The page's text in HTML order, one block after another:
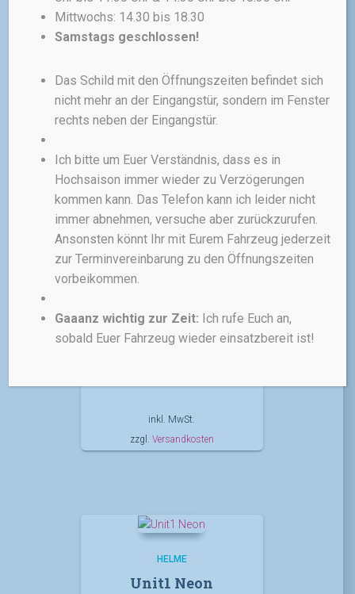
HELME
Intelligent, sicher und
erschwinglich – Der Unit1 NEON
ist ein leichter Urban-Helm, der
km/h schützt (zertifiziert nach
umfassende Belüftung mit
integriertem Rücklicht, Mips®
und einer FIDLOCK-
Magnetverschluss für
zusätzliche Sicherheit und
Option der Mittelklasse und
vollständig kompatibel mit dem
UNIT …
inkl. MwSt.
zzgl. Versandkosten
HELME
Unit1 Neon
Mittwochs: 14.30 bis 18.30
Samstags geschlossen!
Das Schild mit den Öffnungszeiten befindet sich
nicht mehr an der Eingangstür, sondern im Fenster
rechts neben der Eingangstür.
Ich bitte um Euer Verständnis, dass es in
Hochsaison immer wieder zu Verzögerungen
kommen kann. Das Telefon kann ich leider nicht
immer abnehmen, versuche aber zurückzurufen.
Ansonsten könnt Ihr mit Eurem Fahrzeug jederzeit
zur Terminvereinbarung zu den Öffnungszeiten
vorbeikommen.
Gaaanz wichtig zur Zeit: Ich rufe Euch an,
sobald Euer Fahrzeug wieder einsatzbereit ist!